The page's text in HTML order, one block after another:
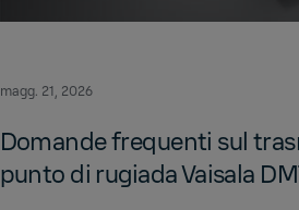
magg. 21, 2026
Domande frequenti sul
punto di rugiada Vaisala